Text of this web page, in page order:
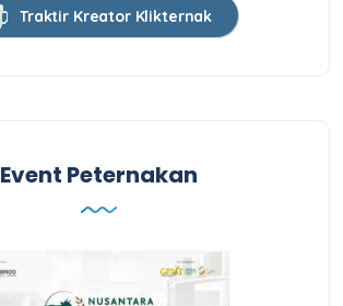
Traktir Kreator Klikternak
Event Peternakan